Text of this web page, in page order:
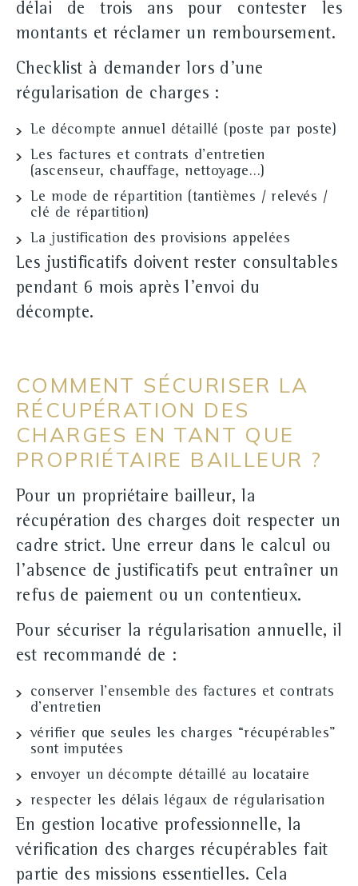
délai detrois ans pour contester les
montants et réclamer un remboursement.
Checklist à demander lors d'une
régularisation de charges :
Le décompte annuel détaillé (poste par poste)
Les factures et contrats d'entretien
(ascenseur, chauffage, nettoyage…)
Le mode derépartition (tantièmes / relevés /
clé de répartition)
La justification desprovisions appelées
Les justificatifs doivent rester consultables
pendant 6 mois après l'envoi du
décompte.
COMMENT SÉCURISER LA
RÉCUPÉRATION DES
CHARGES EN TANT QUE
PROPRIÉTAIRE BAILLEUR ?
Pour un propriétaire bailleur, la
récupération des charges doit respecter un
cadre strict. Une erreur dans le calcul ou
l'absence de justificatifs peut entraîner un
refus de paiement ou un contentieux.
Pour sécuriser la régularisation annuelle, il
est recommandé de :
conserver l'ensemble des factures et contrats
d'entretien
vérifier que seules les charges “récupérables”
sont imputées
envoyer un décompte détaillé au locataire
respecter les délais légaux de régularisation
En gestion locative professionnelle, la
vérification des charges récupérables fait
partie des missions essentielles. Cela